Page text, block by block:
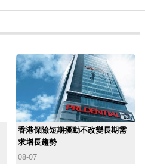
香港保險短期擾動不改變長期需
求增長趨勢
08-07